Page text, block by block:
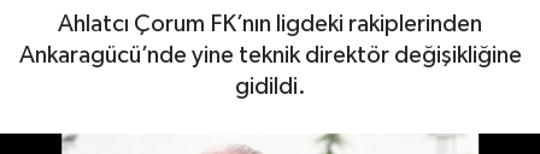
Ahlatcı Çorum FK’nın ligdeki rakiplerinden
Ankaragücü’nde yine teknik direktör değişikliğine
gidildi.
Bayat
Süper Lig Puan Durumu ve Fikstür